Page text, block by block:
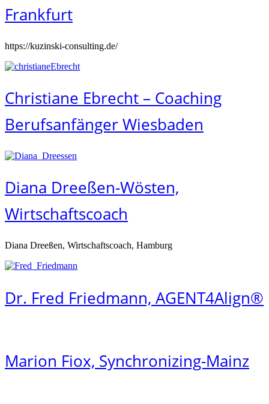
Frankfurt
https://kuzinski-consulting.de/
Christiane Ebrecht – Coaching
Berufsanfänger Wiesbaden
Diana Dreeßen-Wösten,
Wirtschaftscoach
Diana Dreeßen, Wirtschaftscoach, Hamburg
Dr. Fred Friedmann, AGENT4Align®
Marion Fiox, Synchronizing-Mainz